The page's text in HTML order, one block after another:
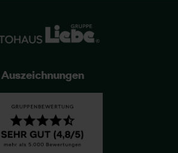
Auszeichnungen